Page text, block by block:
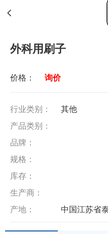
外科用刷子
价格： 询价
行业类别：
其他
产品类别：
品牌：
规格：
库存：
生产商：
产地：
中国江苏省